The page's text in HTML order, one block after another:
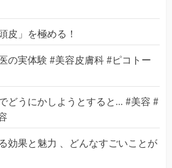
皮」を極める！
の実体験 #美容皮膚科 #ピコトー
どうにかしようとすると... #美容 #
効果と魅力 、どんなすごいことが